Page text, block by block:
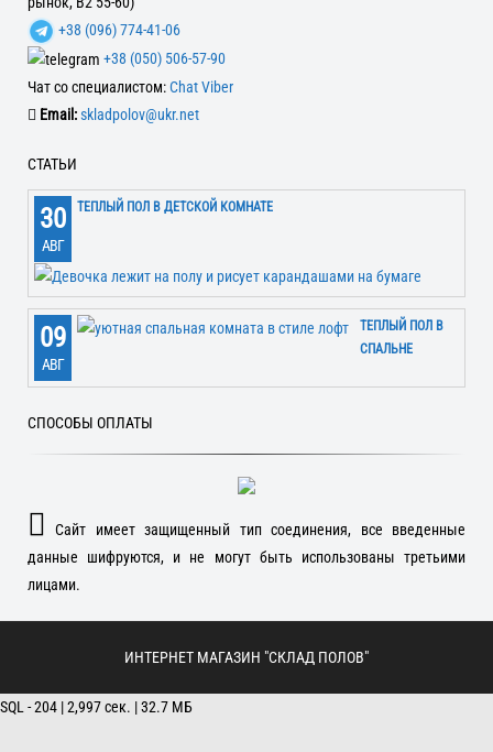
+38 (096) 774-41-06
+38 (050) 506-57-90
Чат со специалистом:Chat Viber
Email:skladpolov@ukr.net
СТАТЬИ
30
АВГ
ТЕПЛЫЙ ПОЛ В ДЕТСКОЙ КОМНАТЕ
09
АВГ
ТЕПЛЫЙ ПОЛ В
СПАЛЬНЕ
СПОСОБЫ ОПЛАТЫ
Сайт имеет защищенный тип соединения, все введенные
данные шифруются, и не могут быть использованы третьими
лицами.
ИНТЕРНЕТ МАГАЗИН "СКЛАД ПОЛОВ"
SQL - 204 | 2,997 сек. | 32.7 МБ